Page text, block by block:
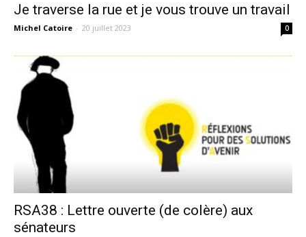
Je traverse la rue et je vous trouve un travail
Michel Catoire - 20 juillet 2023 0
RSA38 : Lettre ouverte (de colère) aux
sénateurs